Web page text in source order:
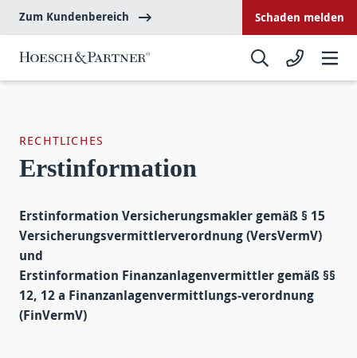
Zum Kundenbereich Schaden melden
RECHTLICHES
Erstinformation
Erstinformation Versicherungsmakler gemäß § 15
Versicherungsvermittlerverordnung (VersVermV)
und
Erstinformation Finanzanlagenvermittler gemäß §§
12, 12 a Finanzanlagenvermittlungs-verordnung
(FinVermV)